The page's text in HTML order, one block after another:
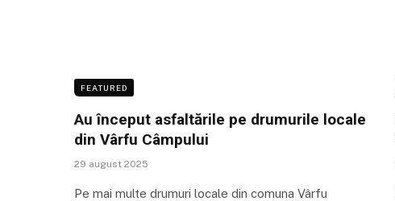
FEATURED
Au început asfaltările pe drumurile locale
din Vârfu Câmpului
29 august 2025
Pe mai multe drumuri locale din comuna Vârfu